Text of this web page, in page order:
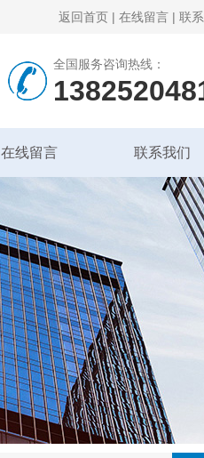
返回首页 | 在线留言 | 联
全国服务咨询热线：
在线留言 联系我们